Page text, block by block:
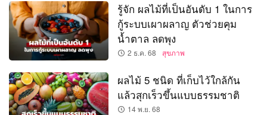
รู้จัก ผลไม้ที่เป็นอันดับ 1 ในการ
กู้ระบบเผาผลาญ ตัวช่วยคุม
น้ำตาล ลดพุง
2 ธ.ค. 68 สุขภาพ
ผลไม้ 5 ชนิด ที่เก็บไว้ใกล้กัน
แล้วสุกเร็วขึ้นแบบธรรมชาติ
14 พ.ย. 68